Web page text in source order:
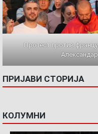
Протест против
ПРИЈАВИ СТОРИЈА
КОЛУМНИ